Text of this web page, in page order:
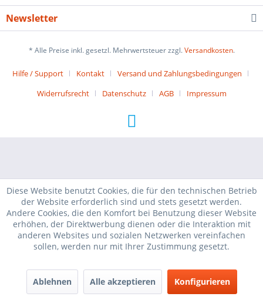
Newsletter
* Alle Preise inkl. gesetzl. Mehrwertsteuer zzgl.Versandkosten.
Hilfe / Support Kontakt
Versand und Zahlungsbedingungen
Widerrufsrecht
Datenschutz AGB Impressum
Diese Website benutzt Cookies, die für den technischen Betrieb
der Website erforderlich sind und stets gesetzt werden.
Andere Cookies, die den Komfort bei Benutzung dieser Website
erhöhen, der Direktwerbung dienen oder die Interaktion mit
anderen Websites und sozialen Netzwerken vereinfachen
sollen, werden nur mit Ihrer Zustimmung gesetzt.
Ablehnen Alle akzeptieren Konfigurieren